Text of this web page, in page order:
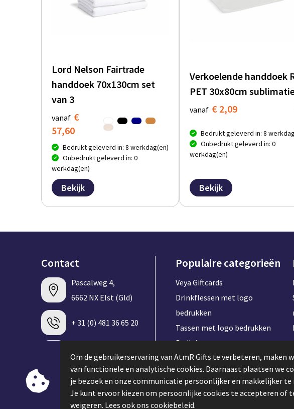
Lord Nelson Fairtrade
handdoek 70x130cm set
van 3
vanaf €
57,60
Bedrukt geleverd in: 8 werkdag(en)
Onbedrukt geleverd in: 0
werkdag(en)
Bekijk
Verkoelende handdoek
PET 30x80cm
vanaf € 2,09
Bedrukt geleverd in: 8
Onbedrukt geleverd in: 0
werkdag(en)
Bekijk
Contact
Pascalweg 4,
6662 NX Elst (Gld)
+ 31 (0) 481 36 65 20
info@atmrgifts.nl
Contacteer ons
Populaire categorieën
Veya Giftcards
Drinkflessen met logo
bedrukken
Tassen met logo bedrukken
Badlakens met naam
bedrukken
T-shirt met logo bedrukken
Speakers met logo bedrukken
Keycords met logo bedrukken
Om de gebruikerservaring van AtmR Gifts te verbeteren, maken
van functionele en analytische cookies. Daarnaast plaatsen we
je bezoek en onze communicatie persoonlijker en makkelijker te
Je kunt ervoor kiezen om persoonlijke cookies te accepteren of
weigeren. Lees ook ons cookiebeleid.